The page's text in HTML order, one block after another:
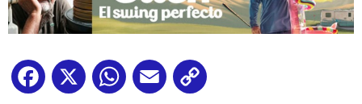
Facebook
X WhatsApp
Email